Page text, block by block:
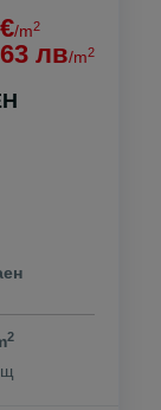
/m2
лв/m2
2